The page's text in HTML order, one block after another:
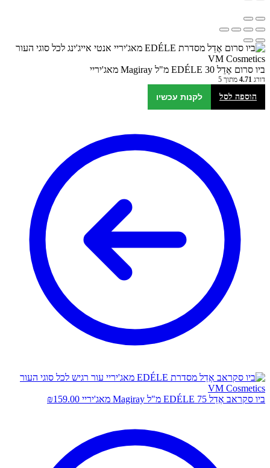
ביו סרום אֶדֵל EDÉLE 30 מ"ל Magiray מאג'יריי
דורג 4.71 מתוך 5
הוספה לסל לקנות עכשיו
ביו סקראב אֶדֵל EDÉLE 75 מ"ל Magiray מאג'יריי ₪159.00